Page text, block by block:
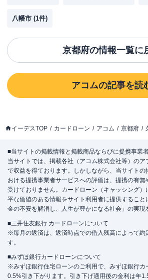
八幡市 (1件)
京都府の情報一覧に
アコムの記事を読
イーデスTOP カードローン アコム 京都府
■当サイトの掲載情報と掲載商品ならびに提携事業
当サイトでは、掲載各社（アコム株式会社等）のア
で収益を得ております。しかしながら、当サイトの
おける提携事業者サービスへの評価は、提携の有無
受けておりません。カードローン（キャッシング
平な価値のある情報をサイト利用者に提供すること
金の不安を解消し、人生が豊かになる社会」の実現
■三井住友銀行 カードローンについて
※毎月の返済は、返済時点での借入残高によって約
す。
■みずほ銀行カードローンについて
※みずほ銀行住宅ローンのご利用で、みずほ銀行カ
0.5%引き下がります。引き下げ適用後の金利は年